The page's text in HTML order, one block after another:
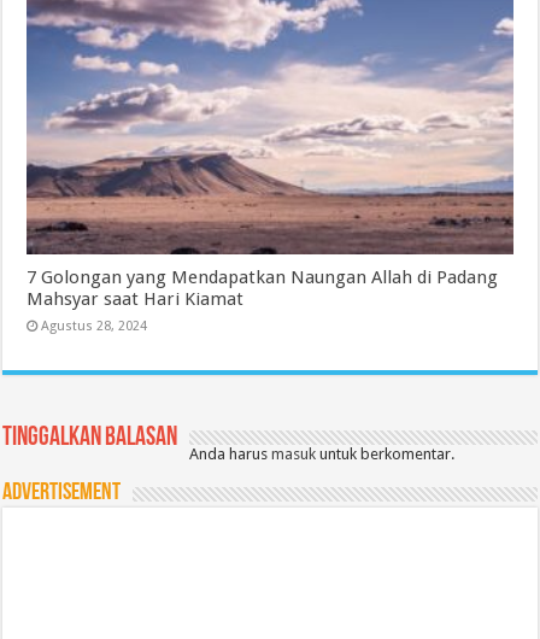
7 Golongan yang Mendapatkan Naungan Allah di Padang
Mahsyar saat Hari Kiamat
Agustus 28, 2024
Tinggalkan Balasan
Anda harusmasuk untuk berkomentar.
Advertisement